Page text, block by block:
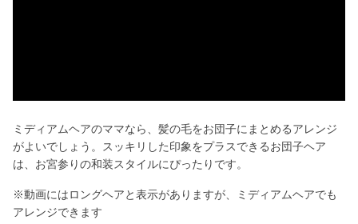
V
i
d
e
ミディアムヘアのママなら、髪の毛をお団子にまとめるアレンジ
がよいでしょう。スッキリした印象をプラスできるお団子ヘア
は、お宮参りの和装スタイルにぴったりです。
※動画にはロングヘアと表示がありますが、ミディアムヘアでも
アレンジできます